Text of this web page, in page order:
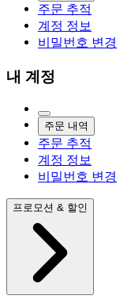
주문 추적
계정 정보
비밀번호 변경
내 계정
주문 내역
주문 추적
계정 정보
비밀번호 변경
프로모션 & 할인